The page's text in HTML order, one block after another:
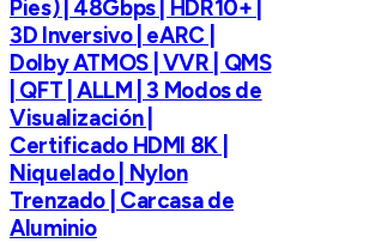
Pies) | 48Gbps | HDR10+ |
3D Inversivo | eARC |
Dolby ATMOS | VVR | QMS
| QFT | ALLM | 3 Modos de
Visualización |
Certificado HDMI 8K |
Niquelado | Nylon
Trenzado | Carcasa de
Aluminio